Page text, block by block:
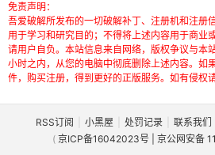
免责声明：
吾爱破解所发布的一切破解补丁、注册机和注册
用于学习和研究目的；不得将上述内容用于商业
请用户自负。本站信息来自网络，版权争议与本
小时之内，从您的电脑中彻底删除上述内容。如
件，购买注册，得到更好的正版服务。如有侵权
RSS订阅 小黑屋 处罚记录 联系我们
( 京ICP备16042023号 | 京公网安备